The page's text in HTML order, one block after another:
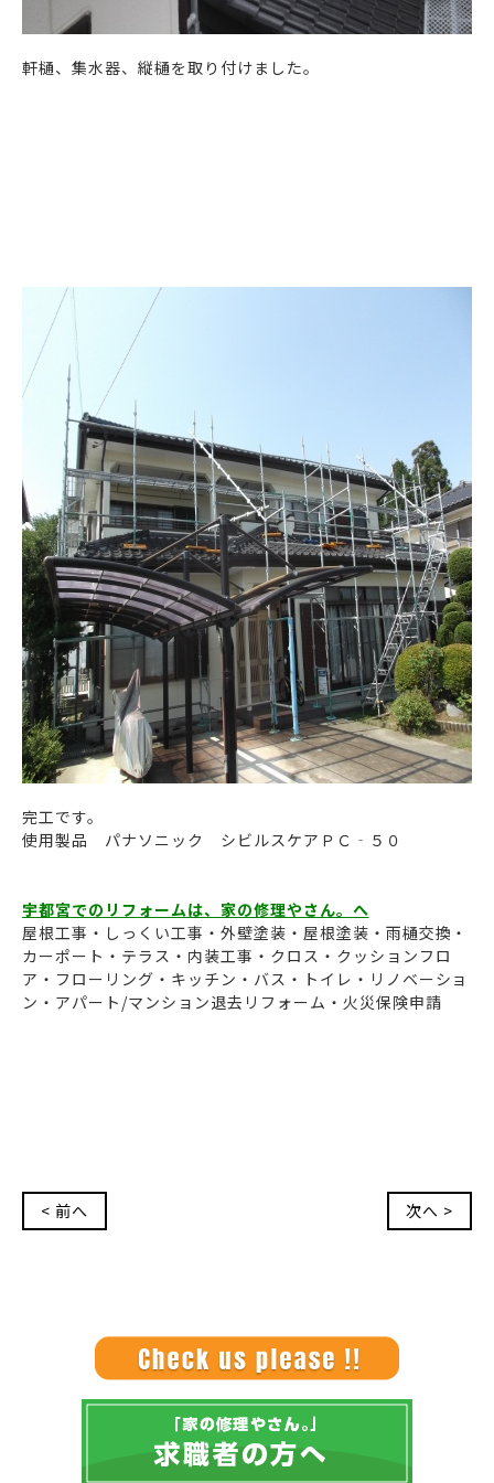
軒樋、集水器、縦樋を取り付けました。
完工です。
使用製品 パナソニック シビルスケアＰＣ‐５０
宇都宮でのリフォームは、家の修理やさん。へ
屋根工事・しっくい工事・外壁塗装・屋根塗装・雨樋交換・
カーポート・テラス・内装工事・クロス・クッションフロ
ア・フローリング・キッチン・バス・トイレ・リノベーショ
ン・アパート/マンション退去リフォーム・火災保険申請
< 前へ 次へ >